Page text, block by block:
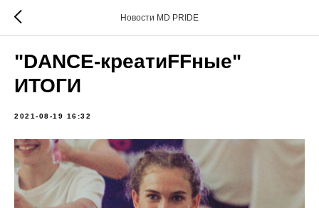
Новости MD PRIDE
"DANCE-креатиFFные"
ИТОГИ
2021-08-19 16:32